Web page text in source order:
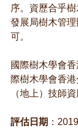
序。資歷合乎
發展局樹木管
可。
國際樹木學會
際樹木學會香
（地上）技師
評估日期 ：